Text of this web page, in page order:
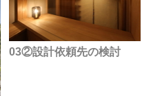
03②設計依頼先の検討